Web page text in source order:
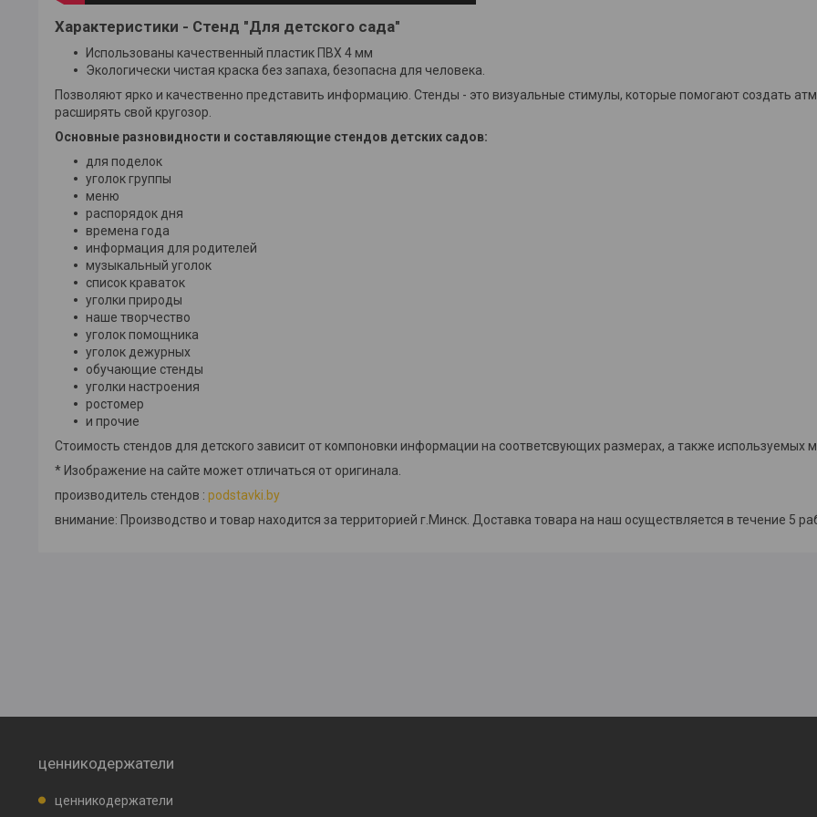
Характеристики - Стенд "Для детского сада"
Использованы качественный пластик ПВХ 4 мм
Экологически чистая краска без запаха, безопасна для человека.
Позволяют ярко и качественно представить информацию. Стенды - это визуальные стимулы, которые помогают создать
расширять свой кругозор.
Основные разновидности и составляющие стендов детских садов:
для поделок
уголок группы
меню
распорядок дня
времена года
информация для родителей
музыкальный уголок
список краваток
уголки природы
наше творчество
уголок помощника
уголок дежурных
обучающие стенды
уголки настроения
ростомер
и прочие
Стоимость стендов для детского зависит от компоновки информации на соответсвующих размерах, а также используемых
* Изображение на сайте может отличаться от оригинала.
производитель стендов : podstavki.by
внимание: Производство и товар находится за территорией г.Минск. Доставка товара на наш осуществляется в течение 5
ценникодержатели
ценникодержатели